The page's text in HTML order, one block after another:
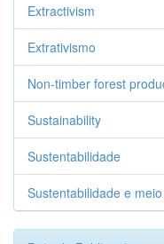
Extractivism
Extrativismo
Non-timber forest
Sustainability
Sustentabilidade
Sustentabilidade e